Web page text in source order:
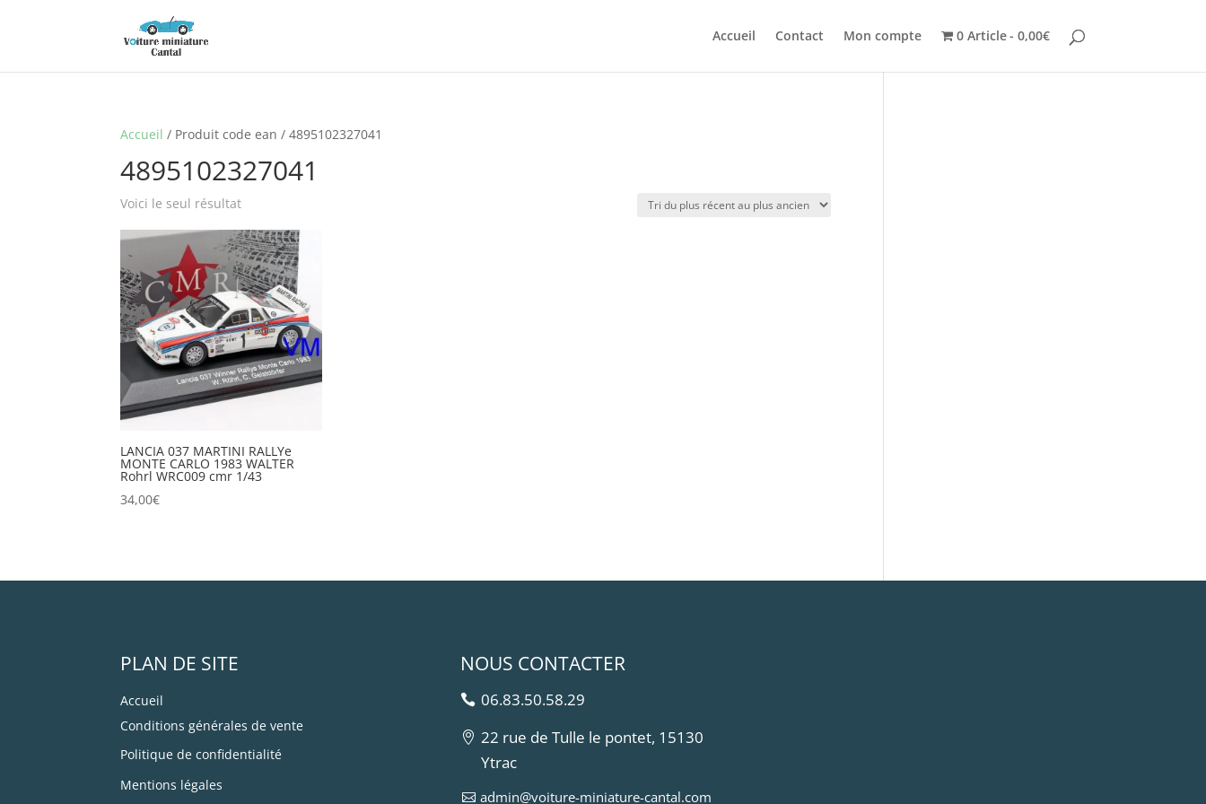
Accueil Contact Mon compte 0 Article 0,00€
Accueil / Produit code ean / 4895102327041
4895102327041
Voici le seul résultat
LANCIA 037 MARTINI RALLYe
MONTE CARLO 1983 WALTER
Rohrl WRC009 cmr 1/43
34,00€
PLAN DE SITE
Accueil
Conditions générales de vente
Politique de confidentialité
Mentions légales
NOUS CONTACTER
06.83.50.58.29
22 rue de Tulle le pontet, 15130
Ytrac
admin@voiture-miniature-cantal.com